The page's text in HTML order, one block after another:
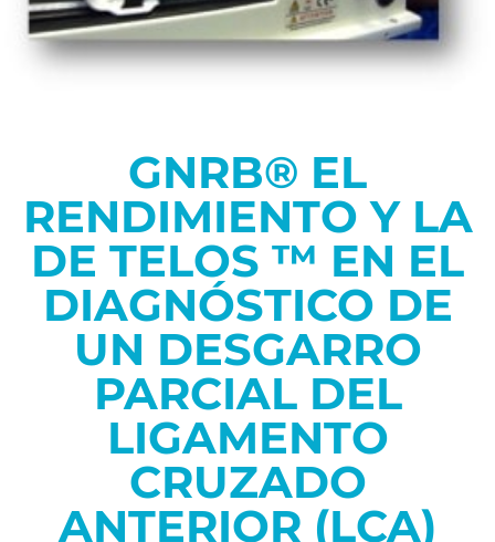
GNRB® EL
RENDIMIENTO Y LA
DE TELOS ™ EN EL
DIAGNÓSTICO DE
UN DESGARRO
PARCIAL DEL
LIGAMENTO
CRUZADO
ANTERIOR (LCA)